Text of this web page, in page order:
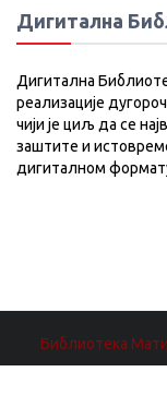
Дигитална
Дигитална
реализације
чији је циљ да се
заштите и
дигиталном
Библиотека